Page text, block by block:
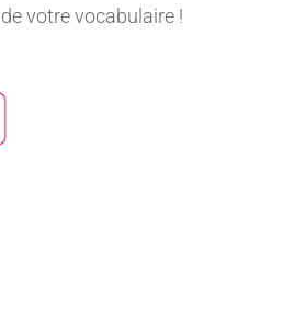
votre vocabulaire !